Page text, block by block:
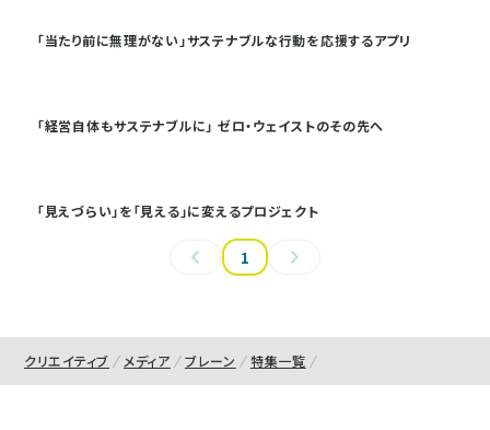
「当たり前に無理がない」サステナブルな行動を応援するアプリ
「経営自体もサステナブルに」 ゼロ・ウェイストのその先へ
「見えづらい」を「見える」に変えるプロジェクト
1
クリエイティブ メディア ブレーン 特集一覧